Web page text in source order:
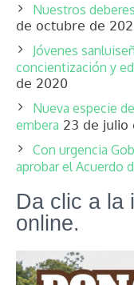
Nuestros
de octubre de
Jóvenes
concientización y
de 2020
Nueva especie
embera 23 de julio
Con urgencia
aprobar el Acuerdo
Da clic a la
online.